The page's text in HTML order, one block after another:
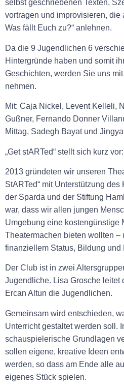
selbst geschriebenen Texten,
vortragen und improvisieren, die
Was fällt Euch zu?“ anlehnen.
Da die 9 Jugendlichen 6
Hintergründe haben und somit
Geschichten, werden Sie uns
nehmen.
Mit: Caja Nickel, Levent Kelleli,
Gußner, Fernando Donner
Mittag, Sadegh Bayat und
„Get stARTed“ stellt sich kurz vor:
2013 gründeten wir unseren
StARTed“ mit Unterstützung
der Sparda und der Stiftung
war, dass wir allen jungen
Umgebung eine kostengünstige
Theatermachen bieten wollten –
finanziellem Status, Bildung und
Der Club ist in zwei
Jugendliche. Lisa Grosche leitet
Ercan Altun die Jugendlichen.
Gemeinsam wird entschieden,
Unterricht gestaltet werden soll.
schauspielerische Grundlagen
sollen eigene, kreative Ideen
werden, so dass am Ende alle
eigenes Stück spielen.